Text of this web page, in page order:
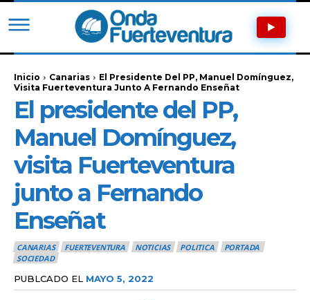
Inicio Canarias
El Presidente Del PP, Manuel Domínguez,
Visita Fuerteventura Junto A Fernando Enseñat
El presidente del PP,
Manuel Domínguez,
visita Fuerteventura
junto a Fernando
Enseñat
CANARIAS FUERTEVENTURA NOTICIAS POLITICA
PORTADA
SOCIEDAD
PUBLCADO EL MAYO 5, 2022